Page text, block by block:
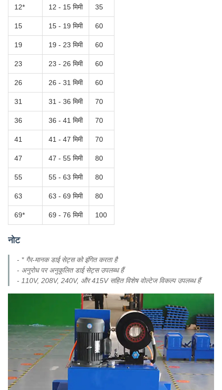
12* 12 - 15 मिमी 35
15 15 - 19 मिमी 60
19 19 - 23 मिमी 60
23 23 - 26 मिमी 60
26 26 - 31 मिमी 60
31 31 - 36 मिमी 70
36 36 - 41 मिमी 70
41 41 - 47 मिमी 70
47 47 - 55 मिमी 80
55 55 - 63 मिमी 80
63 63 - 69 मिमी 80
69* 69 - 76 मिमी 100
नोट
- * गैर-मानक डाई सेट्स को इंगित करता है
- अनुरोध पर अनुकूलित डाई सेट्स उपलब्ध हैं
- 110V, 208V, 240V, और 415V सहित विशेष वोल्टेज विकल्प उपलब्ध हैं